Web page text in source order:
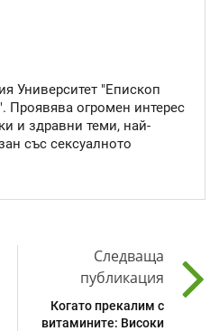
Университет "Епископ
Проявява огромен интерес
и здравни теми, най-
със сексуалното
Следваща
публикация
Когато прекалим с
витамините: Високи